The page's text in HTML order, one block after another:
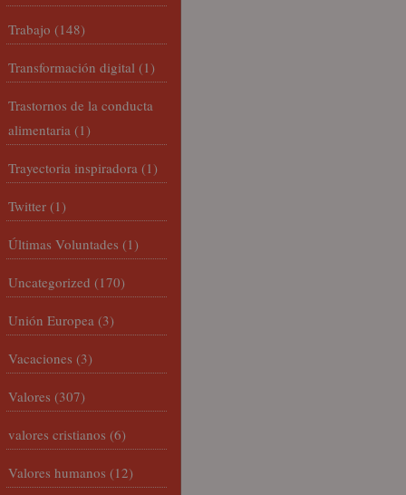
Trabajo (148)
Transformación digital (1)
Trastornos de la conducta
alimentaria (1)
Trayectoria inspiradora (1)
Twitter (1)
Últimas Voluntades (1)
Uncategorized (170)
Unión Europea (3)
Vacaciones (3)
Valores (307)
valores cristianos (6)
Valores humanos (12)